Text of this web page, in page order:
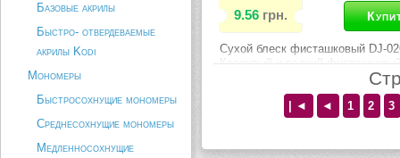
Базовые акрилы
Быстро- отвердеваемые
акрилы Kodi
Мономеры
Быстросохнущие мономеры
Среднесохнущие мономеры
Медленносохнущие
9.56 грн.
Сухой блеск фисташковый DJ-
Красивый и редкий
блесток превосходно смотрится
декорировании французского
Сочетается с натуральными
лака. Сияние этого блеска
к...
| ◄ ◄ 1 2 3